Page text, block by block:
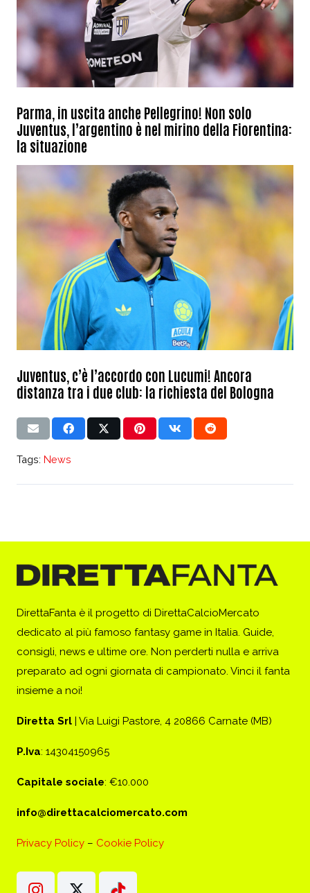
Parma, in uscita anche Pellegrino! Non solo
Juventus, l’argentino è nel mirino della Fiorentina:
la situazione
Juventus, c’è l’accordo con Lucumi! Ancora
distanza tra i due club: la richiesta del Bologna
Tags: News
DirettaFanta è il progetto di DirettaCalcioMercato
dedicato al più famoso fantasy game in Italia. Guide,
consigli, news e ultime ore. Non perderti nulla e arriva
preparato ad ogni giornata di campionato. Vinci il fanta
insieme a noi!
Diretta Srl | Via Luigi Pastore, 4 20866 Carnate (MB)
P.Iva: 14304150965
Capitale sociale: €10.000
info@direttacalciomercato.com
Privacy Policy – Cookie Policy